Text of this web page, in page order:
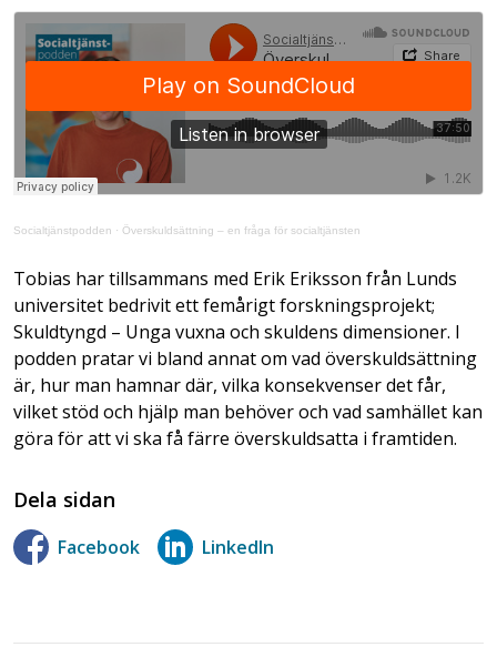
Socialtjänstpodden · Överskuldsättning – en fråga för socialtjänsten
Tobias har tillsammans med Erik Eriksson från Lunds
universitet bedrivit ett femårigt forskningsprojekt;
Skuldtyngd – Unga vuxna och skuldens dimensioner. I
podden pratar vi bland annat om vad överskuldsättning
är, hur man hamnar där, vilka konsekvenser det får,
vilket stöd och hjälp man behöver och vad samhället kan
göra för att vi ska få färre överskuldsatta i framtiden.
Dela sidan
Facebook LinkedIn